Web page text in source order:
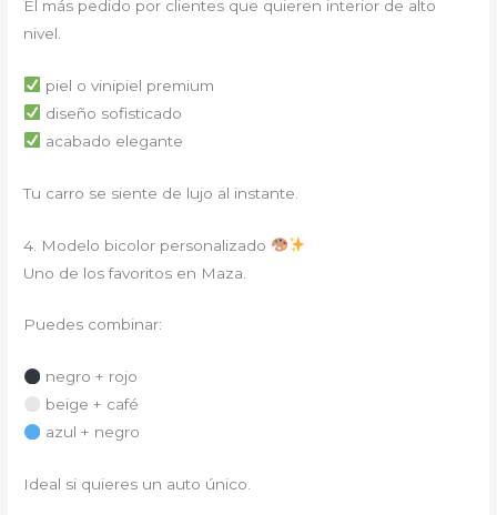
El más pedido por clientes que quieren interior de alto
nivel.
piel o vinipiel premium
diseño sofisticado
acabado elegante
Tu carro se siente de lujo al instante.
4. Modelo bicolor personalizado
Uno de los favoritos en Maza.
Puedes combinar:
negro + rojo
beige + café
azul + negro
Ideal si quieres un auto único.